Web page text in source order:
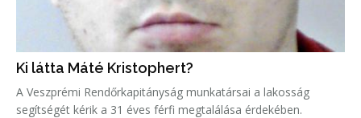
Ki látta Máté Kristophert?
A Veszprémi Rendőrkapitányság munkatársai a lakosság
segítségét kérik a 31 éves férfi megtalálása érdekében.